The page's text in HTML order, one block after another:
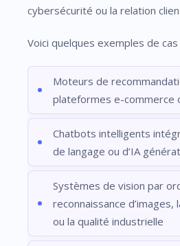
cybersécurité ou la relation
Voici quelques exemples de
Moteurs de
plateformes e-commerce
Chatbots intelligents
de langage ou d’IA
Systèmes de vision par
reconnaissance d’images,
ou la qualité industrielle